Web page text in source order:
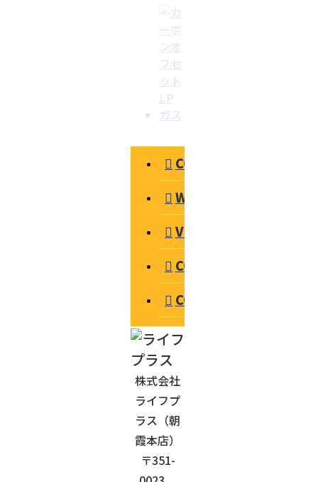
COMPANY
WORKS
VOICE
CONTENTS
CONTACT
株式会社
ライフプ
ラス（朝
霞本店）
〒351-